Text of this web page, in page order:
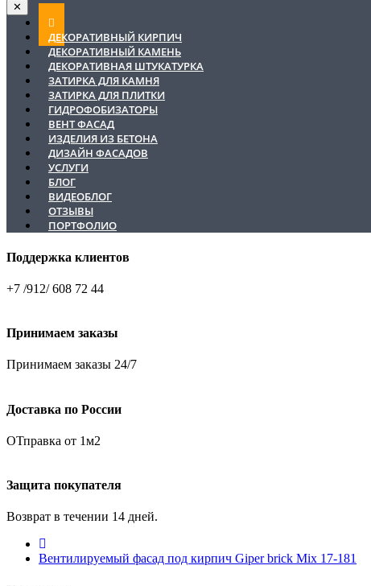
✕
ДЕКОРАТИВНЫЙ КИРПИЧ
ДЕКОРАТИВНЫЙ КАМЕНЬ
ДЕКОРАТИВНАЯ ШТУКАТУРКА
ЗАТИРКА ДЛЯ КАМНЯ
ЗАТИРКА ДЛЯ ПЛИТКИ
ГИДРОФОБИЗАТОРЫ
ВЕНТ ФАСАД
ИЗДЕЛИЯ ИЗ БЕТОНА
ДИЗАЙН ФАСАДОВ
УСЛУГИ
БЛОГ
ВИДЕОБЛОГ
ОТЗЫВЫ
ПОРТФОЛИО
Поддержка клиентов
+7 /912/ 608 72 44
Принимаем заказы
Принимаем заказы 24/7
Доставка по России
ОТправка от 1м2
Защита покупателя
Возврат в течении 14 дней.
Вентилируемый фасад под кирпич Giper brick Mix 17-181